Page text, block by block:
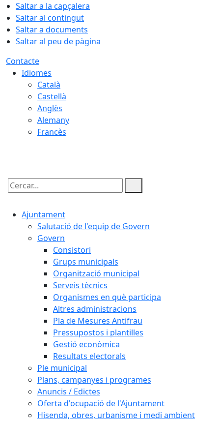
Saltar a la capçalera
Saltar al contingut
Saltar a documents
Saltar al peu de pàgina
Contacte
Idiomes
Català
Castellà
Anglès
Alemany
Francès
Cercar:
Ajuntament
Salutació de l'equip de Govern
Govern
Consistori
Grups municipals
Organització municipal
Serveis tècnics
Organismes en què participa
Altres administracions
Pla de Mesures Antifrau
Pressupostos i plantilles
Gestió econòmica
Resultats electorals
Ple municipal
Plans, campanyes i programes
Anuncis / Edictes
Oferta d'ocupació de l'Ajuntament
Hisenda, obres, urbanisme i medi ambient